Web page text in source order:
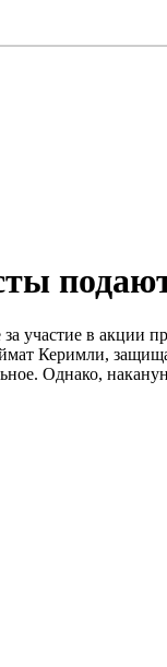
участие в
Керимли,
Однако,